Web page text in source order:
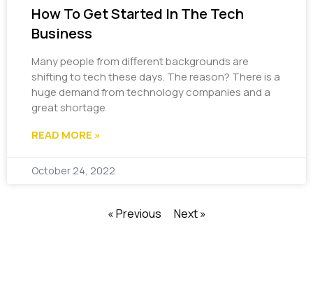
How To Get Started In The Tech
Business
Many people from different backgrounds are
shifting to tech these days. The reason? There is a
huge demand from technology companies and a
great shortage
READ MORE »
October 24, 2022
« Previous Next »